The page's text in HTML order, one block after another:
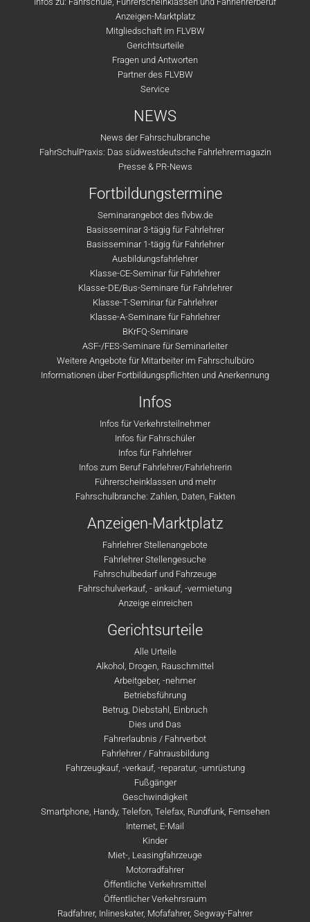
Anzeigen-Marktplatz
Mitgliedschaft im FLVBW
Gerichtsurteile
Fragen und Antworten
Partner des FLVBW
Service
NEWS
News der Fahrschulbranche
FahrSchulPraxis: Das südwestdeutsche Fahrlehrermagazin
Presse & PR-News
Fortbildungstermine
Seminarangebot des flvbw.de
Basisseminar 3-tägig für Fahrlehrer
Basisseminar 1-tägig für Fahrlehrer
Ausbildungsfahrlehrer
Klasse-CE-Seminar für Fahrlehrer
Klasse-DE/Bus-Seminare für Fahrlehrer
Klasse-T-Seminar für Fahrlehrer
Klasse-A-Seminare für Fahrlehrer
BKrFQ-Seminare
ASF-/FES-Seminare für Seminarleiter
Weitere Angebote für Mitarbeiter im Fahrschulbüro
Informationen über Fortbildungspflichten und Anerkennung
Infos
Infos für Verkehrsteilnehmer
Infos für Fahrschüler
Infos für Fahrlehrer
Infos zum Beruf Fahrlehrer/Fahrlehrerin
Führerscheinklassen und mehr
Fahrschulbranche: Zahlen, Daten, Fakten
Anzeigen-Marktplatz
Fahrlehrer Stellenangebote
Fahrlehrer Stellengesuche
Fahrschulbedarf und Fahrzeuge
Fahrschulverkauf, - ankauf, -vermietung
Anzeige einreichen
Gerichtsurteile
Alle Urteile
Alkohol, Drogen, Rauschmittel
Arbeitgeber, -nehmer
Betriebsführung
Betrug, Diebstahl, Einbruch
Dies und Das
Fahrerlaubnis / Fahrverbot
Fahrlehrer / Fahrausbildung
Fahrzeugkauf, -verkauf, -reparatur, -umrüstung
Fußgänger
Geschwindigkeit
Smartphone, Handy, Telefon, Telefax, Rundfunk, Fernsehen
Internet, E-Mail
Kinder
Miet-, Leasingfahrzeuge
Motorradfahrer
Öffentliche Verkehrsmittel
Öffentlicher Verkehrsraum
Radfahrer, Inlineskater, Mofafahrer, Segway-Fahrer